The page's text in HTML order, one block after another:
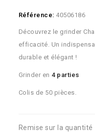
Référence: 40506186
Découvrez le grinder
efficacité. Un
durable et élégant !
Grinder en 4 parties
Colis de 50 pièces.
Remise sur la quantité